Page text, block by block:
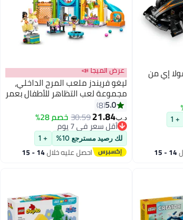
إي من
+ 1
14 - 15
عرض الميجا 📣
ليغو ‏فريندز ملعب المرح الداخلي،
مجموعة لعب التظاهر للأطفال بعمر
٧ سنوات وأكثر (٦٦٨ قطعة) 42686 5.0
8
د.ب‏21.84
30.59خصم 28%
أقل سعر في 7 يوم
أقل سعر في 7 يوم
لك رصيد مسترجع 10% + 1
احصل عليه خلال 14 - 15